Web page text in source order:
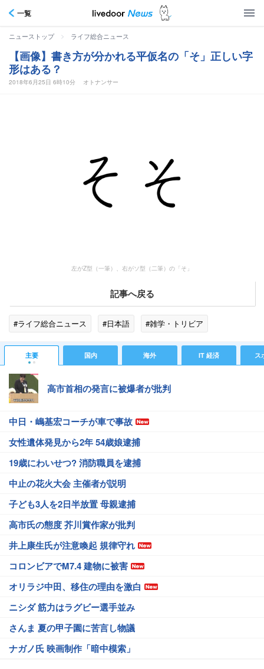
一覧
ニューストップ > ライフ総合ニュース
【画像】書き方が分かれる平仮名の「そ」正しい字
形はある？
2018年6月25日 6時10分 オトナンサー
左がZ型（一筆）、右がソ型（二筆）の「そ」
記事へ戻る
#ライフ総合ニュース #日本語 #雑学・トリビア
主要 国内 海外 IT 経済 ス
高市首相の発言に被爆者が批判
中日・嶋基宏コーチが車で事故
女性遺体発見から2年 54歳娘逮捕
19歳にわいせつ? 消防職員を逮捕
中止の花火大会 主催者が説明
子ども3人を2日半放置 母親逮捕
高市氏の態度 芥川賞作家が批判
井上康生氏が注意喚起 規律守れ
コロンビアでM7.4 建物に被害
オリラジ中田、移住の理由を激白
ニシダ 筋力はラグビー選手並み
さんま 夏の甲子園に苦言し物議
ナガノ氏 映画制作「暗中模索」